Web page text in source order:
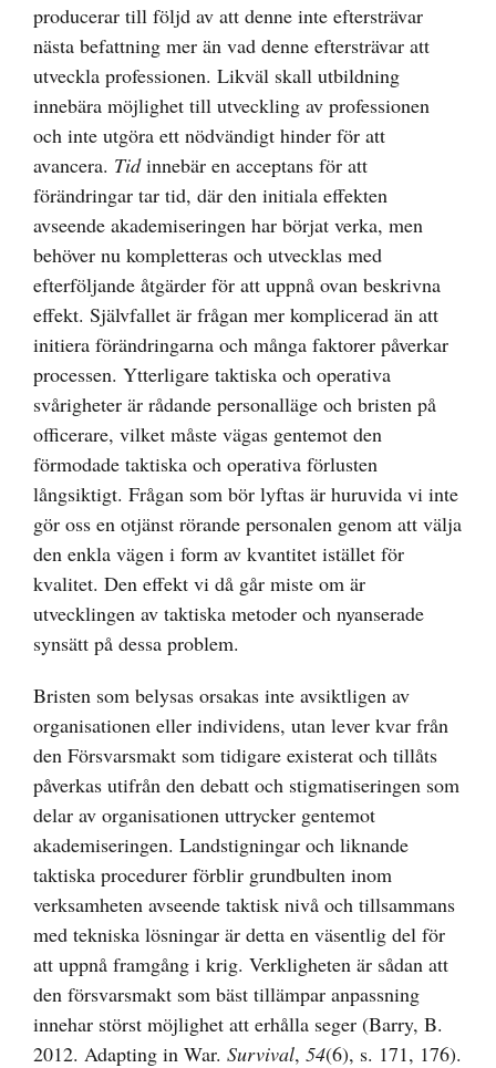
producerar till följd av att denne inte eftersträvar
nästa befattning mer än vad denne eftersträvar att
utveckla professionen. Likväl skall utbildning
innebära möjlighet till utveckling av professionen
och inte utgöra ett nödvändigt hinder för att
avancera. Tidinnebär en acceptans för att
förändringar tar tid, där den initiala effekten
avseende akademiseringen har börjat verka, men
behöver nu kompletteras och utvecklas med
efterföljande åtgärder för att uppnå ovan beskrivna
effekt. Självfallet är frågan mer komplicerad än att
initiera förändringarna och många faktorer påverkar
processen. Ytterligare taktiska och operativa
svårigheter är rådande personalläge och bristen på
officerare, vilket måste vägas gentemot den
förmodade taktiska och operativa förlusten
långsiktigt. Frågan som bör lyftas är huruvida vi inte
gör oss en otjänst rörande personalen genom att välja
den enkla vägen i form av kvantitet istället för
kvalitet. Den effekt vi då går miste om är
utvecklingen av taktiska metoder och nyanserade
synsätt på dessa problem.
Bristen som belysas orsakas inte avsiktligen av
organisationen eller individens, utan lever kvar från
den Försvarsmakt som tidigare existerat och tillåts
påverkas utifrån den debatt och stigmatiseringen som
delar av organisationen uttrycker gentemot
akademiseringen. Landstigningar och liknande
taktiska procedurer förblir grundbulten inom
verksamheten avseende taktisk nivå och tillsammans
med tekniska lösningar är detta en väsentlig del för
att uppnå framgång i krig. Verkligheten är sådan att
den försvarsmakt som bäst tillämpar anpassning
innehar störst möjlighet att erhålla seger (Barry, B.
2012. Adapting in War. Survival, 54(6), s. 171, 176).